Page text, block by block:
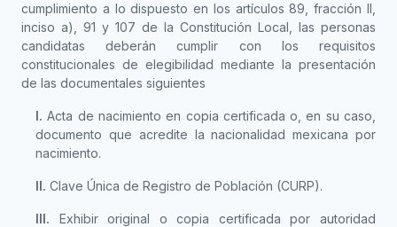
cumplimiento a lo dispuesto en los artículos 89, fracción II,
inciso a), 91 y 107 de la Constitución Local, las personas
candidatas deberán cumplir con los requisitos
constitucionales de elegibilidad mediante la presentación
de las documentales siguientes
I. Acta de nacimiento en copia certificada o, en su caso,
documento que acredite la nacionalidad mexicana por
nacimiento.
II. Clave Única de Registro de Población (CURP).
III. Exhibir original o copia certificada por autoridad